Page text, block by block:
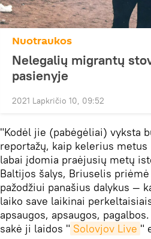
Nuotraukos
Nelegalių migrantų
pasienyje
2021 Lapkričio 10, 09:52
"Kodėl jie (pabėgėliai) vyksta
reportažų, kaip kelerius metus
labai įdomia praėjusių metų
Baltijos šalys, Briuselis
pažodžiui panašius dalykus —
laiko save laikinai
apsaugos, apsaugos,
sakė ji laidos " Solovjov Live "